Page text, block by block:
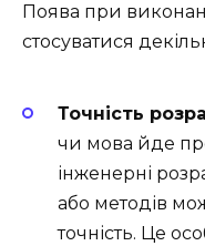
Поява при
стосуватися
Точність
чи мова йде
інженерні
або методів
точність. Це